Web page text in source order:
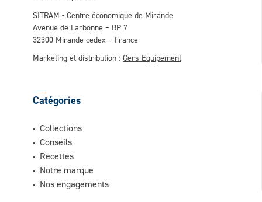
SITRAM - Centre économique de Mirande
Avenue de Larbonne – BP 7
32300 Mirande cedex – France
Marketing et distribution : Gers Equipement
Catégories
Collections
Conseils
Recettes
Notre marque
Nos engagements